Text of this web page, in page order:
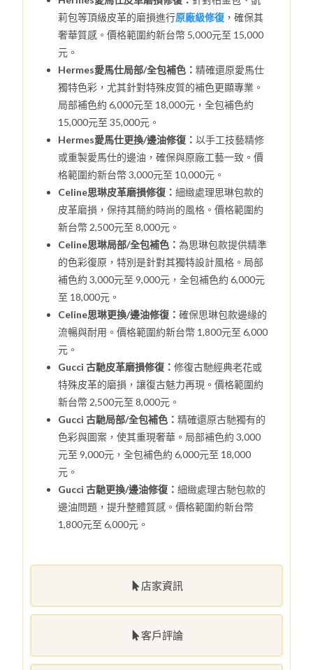
店家資訊
客戶評論
莉包等頂級皮革的磨損進行原廠級修復 ，確保其
奢華質感。價格範圍約新台幣 5,000元至 15,000
元。
Hermes愛馬仕局部/全包補色：精確還原愛馬仕
獨特色彩，尤其針對特殊皮質的補色更顯專業。
局部補色約 6,000元至 18,000元，全包補色約
15,000元至 35,000元。
Hermes愛馬仕更換/邊油修復：以手工技藝精修
或重製愛馬仕的邊油，確保與原廠工藝一致。價
格範圍約新台幣 3,000元至 10,000元。
Celine思琳皮革磨損修復：細緻處理思琳包款的
皮革磨損，保持其簡約時尚的風格。價格範圍約
新台幣 2,500元至 8,000元。
Celine思琳局部/全包補色：為思琳包款提供精準
的色彩復原，特別是針對其獨特設計風格。局部
補色約 3,000元至 9,000元，全包補色約 6,000元
至 18,000元。
Celine思琳更換/邊油修復：確保思琳包款邊緣的
流暢與耐用。價格範圍約新台幣 1,800元至 6,000
元。
Gucci 古馳皮革磨損修復：修復古馳經典老花或
特殊皮革的磨損，讓復古魅力再現。價格範圍約
新台幣 2,500元至 8,000元。
Gucci 古馳局部/全包補色：精確還原古馳獨有的
色彩與圖案，使其重現奢華。局部補色約 3,000
元至 9,000元，全包補色約 6,000元至 18,000
元。
Gucci 古馳更換/邊油修復：細緻處理古馳包款的
邊油問題，提升整體質感。價格範圍約新台幣
1,800元至 6,000元。